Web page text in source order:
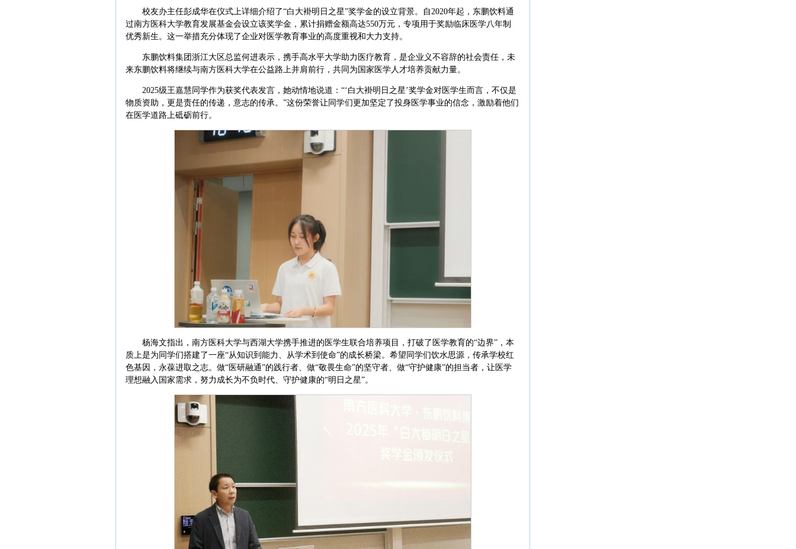
校友办主任彭成华在仪式上详细介绍了“白大褂明日之星”奖学金的设立背景。自2020年起，东鹏饮料通
过南方医科大学教育发展基金会设立该奖学金，累计捐赠金额高达550万元，专项用于奖励临床医学八年制
优秀新生。这一举措充分体现了企业对医学教育事业的高度重视和大力支持。
东鹏饮料集团浙江大区总监何进表示，携手高水平大学助力医疗教育，是企业义不容辞的社会责任，未
来东鹏饮料将继续与南方医科大学在公益路上并肩前行，共同为国家医学人才培养贡献力量。
2025级王嘉慧同学作为获奖代表发言，她动情地说道：“‘白大褂明日之星’奖学金对医学生而言，不仅是
物质资助，更是责任的传递，意志的传承。”这份荣誉让同学们更加坚定了投身医学事业的信念，激励着他们
在医学道路上砥砺前行。
杨海文指出，南方医科大学与西湖大学携手推进的医学生联合培养项目，打破了医学教育的“边界”，本
质上是为同学们搭建了一座“从知识到能力、从学术到使命”的成长桥梁。希望同学们饮水思源，传承学校红
色基因，永葆进取之志。做“医研融通”的践行者、做“敬畏生命”的坚守者、做“守护健康”的担当者，让医学
理想融入国家需求，努力成长为不负时代、守护健康的“明日之星”。